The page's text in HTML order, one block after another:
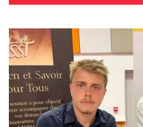
top
Image